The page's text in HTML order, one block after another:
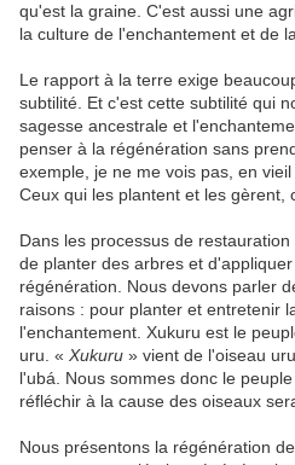
qu'est la graine. C'est aussi une
la culture de l'enchantement et de
Le rapport à la terre exige
subtilité. Et c'est cette subtilité qui
sagesse ancestrale et
penser à la régénération sans
exemple, je ne me vois pas, en
Ceux qui les plantent et les gèrent,
Dans les processus de
de planter des arbres et
régénération. Nous devons parler
raisons : pour planter et entretenir
l'enchantement. Xukuru est le
uru. « Xukuru » vient de l'oiseau
l'ubá. Nous sommes donc le
réfléchir à la cause des oiseaux
Nous présentons la régénération